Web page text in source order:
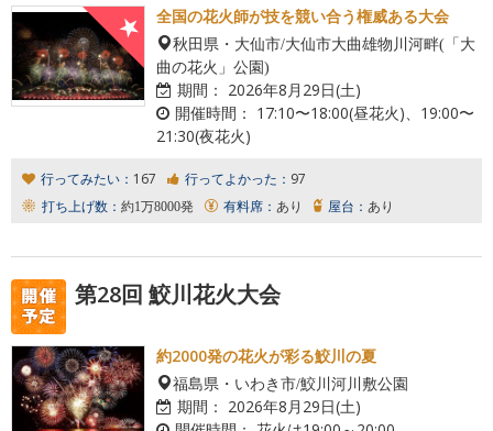
全国の花火師が技を競い合う権威ある大会
秋田県・大仙市/大仙市大曲雄物川河畔(「大
曲の花火」公園)
期間： 2026年8月29日(土)
開催時間： 17:10〜18:00(昼花火)、19:00〜
21:30(夜花火)
行ってみたい： 167 行ってよかった： 97
打ち上げ数： 約1万8000発 有料席： あり 屋台： あり
第28回 鮫川花火大会
約2000発の花火が彩る鮫川の夏
福島県・いわき市/鮫川河川敷公園
期間： 2026年8月29日(土)